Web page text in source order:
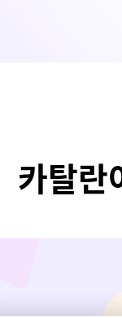
카탈란